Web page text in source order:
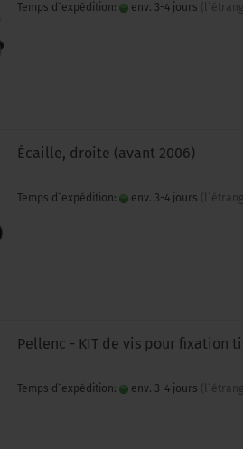
Temps d`expédition: env. 3-4 jours
Écaille, droite (avant 2006)
Temps d`expédition: env. 3-4 jours
Pellenc - KIT de vis pour fixation
Temps d`expédition: env. 3-4 jours